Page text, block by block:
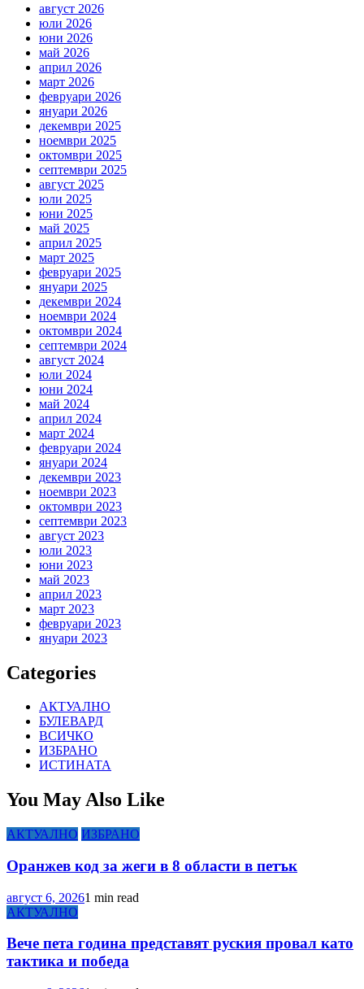
август 2026
юли 2026
юни 2026
май 2026
април 2026
март 2026
февруари 2026
януари 2026
декември 2025
ноември 2025
октомври 2025
септември 2025
август 2025
юли 2025
юни 2025
май 2025
април 2025
март 2025
февруари 2025
януари 2025
декември 2024
ноември 2024
октомври 2024
септември 2024
август 2024
юли 2024
юни 2024
май 2024
април 2024
март 2024
февруари 2024
януари 2024
декември 2023
ноември 2023
октомври 2023
септември 2023
август 2023
юли 2023
юни 2023
май 2023
април 2023
март 2023
февруари 2023
януари 2023
Categories
АКТУАЛНО
БУЛЕВАРД
ВСИЧКО
ИЗБРАНО
ИСТИНАТА
You May Also Like
АКТУАЛНО ИЗБРАНО
Оранжев код за жеги в 8 области в петък
август 6, 20261 min read
АКТУАЛНО
Вече пета година представят руския провал като
тактика и победа